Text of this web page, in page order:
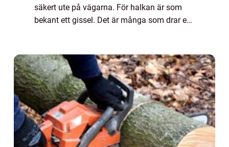
säkert ute på vägarna. För halkan är som
bekant ett gissel. Det är många som drar en